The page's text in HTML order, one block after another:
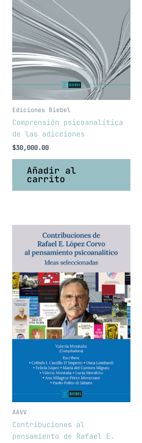
Ediciones Biebel
Comprensión psicoanalítica
de las adicciones
$30,000.00
Añadir al
carrito
AAVV
Contribuciones al
pensamiento de Rafael E.